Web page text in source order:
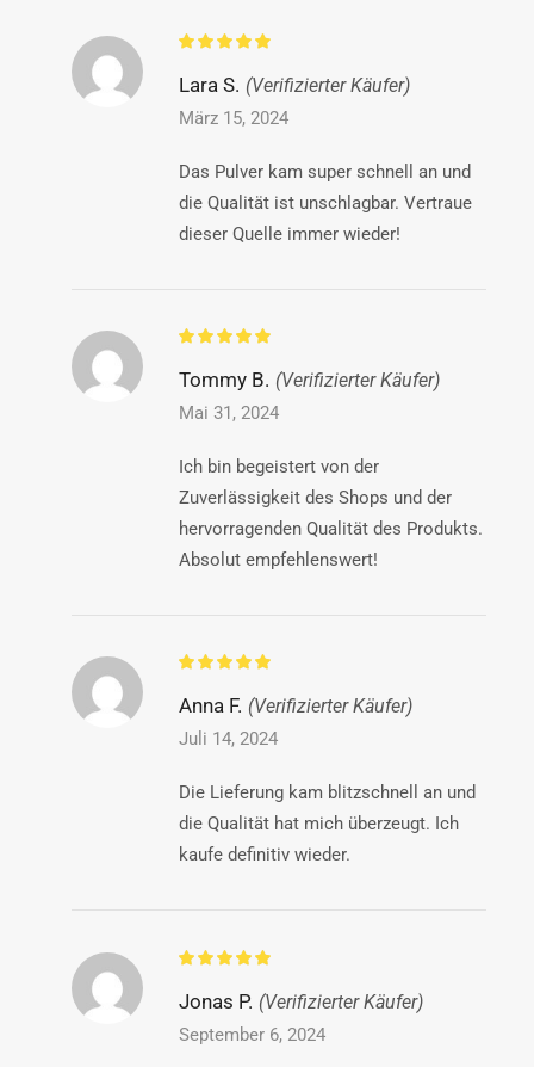
Lara S. (Verifizierter Käufer)
März 15, 2024
Das Pulver kam super schnell an und
die Qualität ist unschlagbar. Vertraue
dieser Quelle immer wieder!
Tommy B. (Verifizierter Käufer)
Mai 31, 2024
Ich bin begeistert von der
Zuverlässigkeit des Shops und der
hervorragenden Qualität des Produkts.
Absolut empfehlenswert!
Anna F. (Verifizierter Käufer)
Juli 14, 2024
Die Lieferung kam blitzschnell an und
die Qualität hat mich überzeugt. Ich
kaufe definitiv wieder.
Jonas P. (Verifizierter Käufer)
September 6, 2024